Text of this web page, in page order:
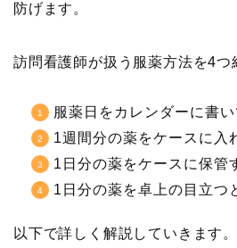
防げます。
訪問看護師が扱う服薬方法を4つ
服薬日をカレンダーに書い
1週間分の薬をケースに入
1日分の薬をケースに保管
1日分の薬を卓上の目立つ
以下で詳しく解説していきます。